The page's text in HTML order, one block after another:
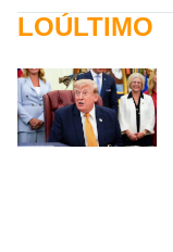
LOÚLTIMO